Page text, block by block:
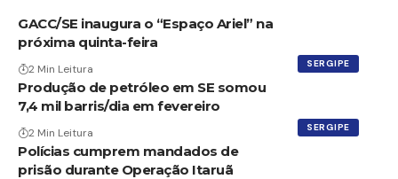
SERGIPE
GACC/SE inaugura o “Espaço Ariel” na
próxima quinta-feira
2 Min Leitura
SERGIPE
Produção de petróleo em SE somou
7,4 mil barris/dia em fevereiro
2 Min Leitura
Polícias cumprem mandados de
prisão durante Operação Itaruã